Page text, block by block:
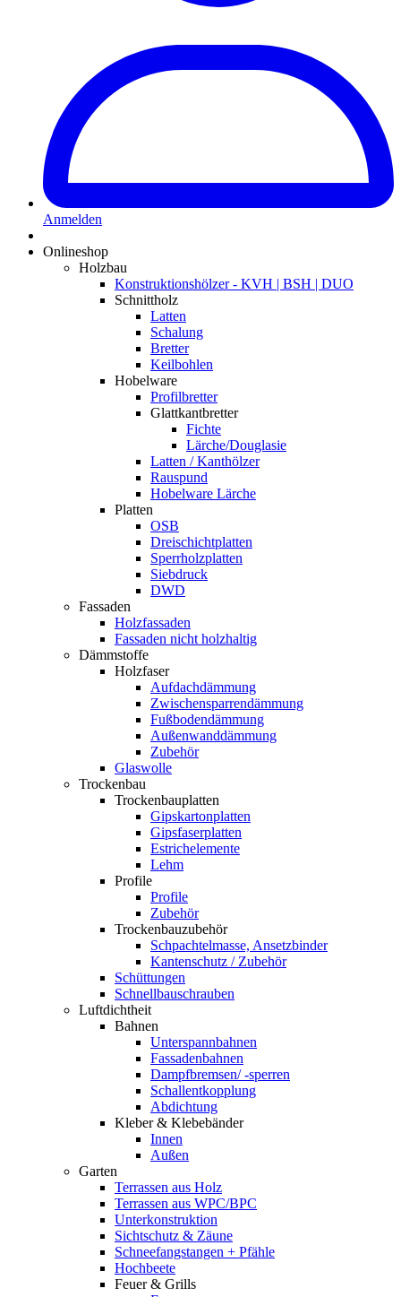
Anmelden
Onlineshop
Holzbau
Konstruktionshölzer - KVH | BSH | DUO
Schnittholz
Latten
Schalung
Bretter
Keilbohlen
Hobelware
Profilbretter
Glattkantbretter
Fichte
Lärche/Douglasie
Latten / Kanthölzer
Rauspund
Hobelware Lärche
Platten
OSB
Dreischichtplatten
Sperrholzplatten
Siebdruck
DWD
Fassaden
Holzfassaden
Fassaden nicht holzhaltig
Dämmstoffe
Holzfaser
Aufdachdämmung
Zwischensparrendämmung
Fußbodendämmung
Außenwanddämmung
Zubehör
Glaswolle
Trockenbau
Trockenbauplatten
Gipskartonplatten
Gipsfaserplatten
Estrichelemente
Lehm
Profile
Profile
Zubehör
Trockenbauzubehör
Schpachtelmasse, Ansetzbinder
Kantenschutz / Zubehör
Schüttungen
Schnellbauschrauben
Luftdichtheit
Bahnen
Unterspannbahnen
Fassadenbahnen
Dampfbremsen/ -sperren
Schallentkopplung
Abdichtung
Kleber & Klebebänder
Innen
Außen
Garten
Terrassen aus Holz
Terrassen aus WPC/BPC
Unterkonstruktion
Sichtschutz & Zäune
Schneefangstangen + Pfähle
Hochbeete
Feuer & Grills